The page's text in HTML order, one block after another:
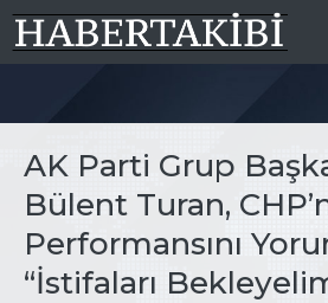
İçeriğe
atla
AK Parti Grup
Bülent Turan,
Performansını
“İstifaları